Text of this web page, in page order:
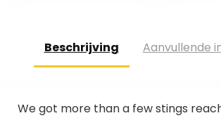
Beschrijving Aanvullende
We got more than a few stings